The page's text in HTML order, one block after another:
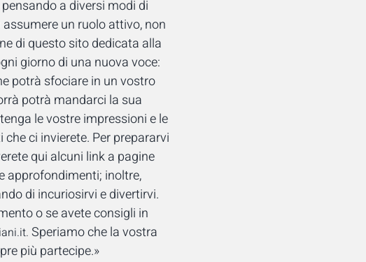
a diversi modi di
un ruolo attivo, non
di questo sito dedicata alla
giorno di una nuova voce:
potrà sfociare in un vostro
potrà mandarci la sua
le vostre impressioni e le
ci invierete. Per prepararvi
qui alcuni link a pagine
approfondimenti; inoltre,
di incuriosirvi e divertirvi.
o se avete consigli in
. Speriamo che la vostra
più partecipe.»